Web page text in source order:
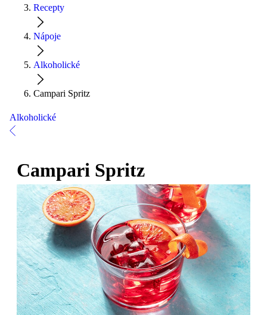
Recepty
Nápoje
Alkoholické
Campari Spritz
Alkoholické
Campari Spritz